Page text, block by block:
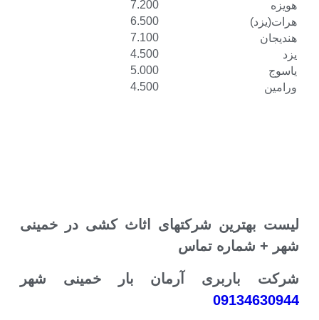
شرکتهای اثاث کشی در خمینی
تماس
آرمان بار خمینی شهر